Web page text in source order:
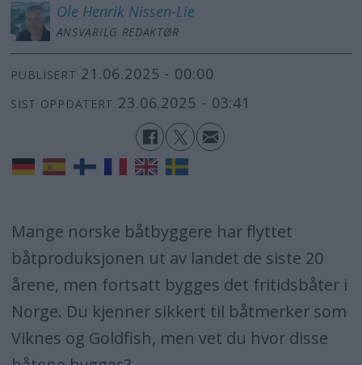
Ole Henrik Nissen-Lie
ANSVARILG REDAKTØR
PUBLISERT 21.06.2025 - 00:00
SIST OPPDATERT 23.06.2025 - 03:41
Mange norske båtbyggere har flyttet
båtproduksjonen ut av landet de siste 20
årene, men fortsatt bygges det fritidsbåter i
Norge. Du kjenner sikkert til båtmerker som
Viknes og Goldfish, men vet du hvor disse